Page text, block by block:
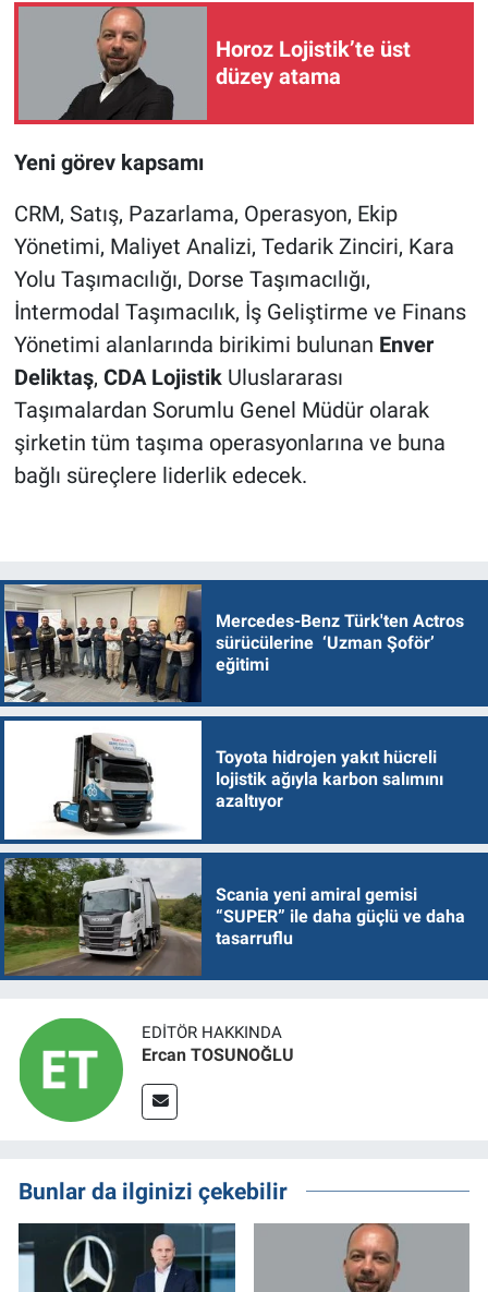
Horoz Lojistik’te üst
düzey atama
Yeni görev kapsamı
CRM, Satış, Pazarlama, Operasyon, Ekip
Yönetimi, Maliyet Analizi, Tedarik Zinciri, Kara
Yolu Taşımacılığı, Dorse Taşımacılığı,
İntermodal Taşımacılık, İş Geliştirme ve Finans
Yönetimi alanlarında birikimi bulunan Enver
Deliktaş, CDA LojistikUluslararası
Taşımalardan Sorumlu Genel Müdür olarak
şirketin tüm taşıma operasyonlarına ve buna
bağlı süreçlere liderlik edecek.
Mercedes-Benz Türk'ten Actros
sürücülerine ‘Uzman Şoför’
eğitimi
Toyota hidrojen yakıt hücreli
lojistik ağıyla karbon salımını
azaltıyor
Scania yeni amiral gemisi
“SUPER” ile daha güçlü ve daha
tasarruflu
EDITÖR HAKKINDA
Ercan TOSUNOĞLU
Bunlar da ilginizi çekebilir